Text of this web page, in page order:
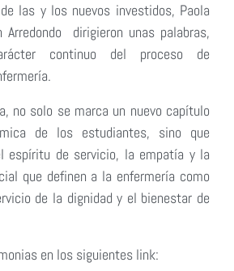
las y los nuevos investidos, Paola
Arredondo dirigieron unas palabras,
continuo del proceso de
no solo se marca un nuevo capítulo
de los estudiantes, sino que
espíritu de servicio, la empatía y la
que definen a la enfermería como
de la dignidad y el bienestar de
en los siguientes link: